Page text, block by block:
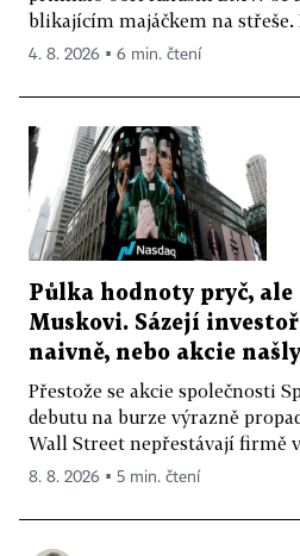
blikajícím majáčkem na střeše.
4. 8. 2026 ▪ 6 min. čtení
Půlka hodnoty pryč,
Muskovi. Sázejí
naivně, nebo akcie
Přestože se akcie společnosti
debutu na burze výrazně
Wall Street nepřestávají firmě
8. 8. 2026 ▪ 5 min. čtení